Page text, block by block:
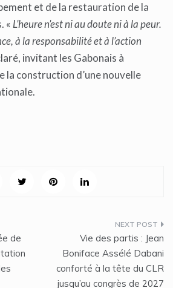
et de la restauration de la
« L’heure n’est ni au doute ni à la peur.
à la responsabilité et à l’action
invitant les Gabonais à
la construction d’une nouvelle
de
Vie des partis : Jean
Boniface Assélé Dabani
conforté à la tête du CLR
jusqu’au congrès de 2027